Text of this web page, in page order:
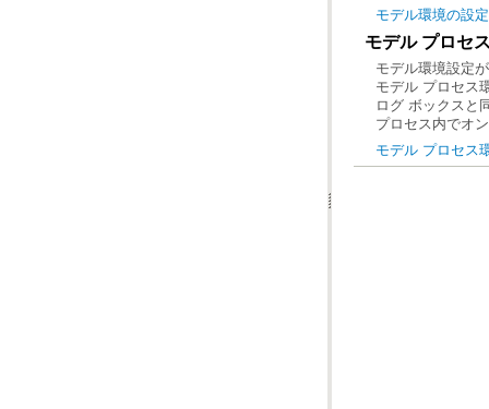
モデル環境の設
モデル プロセ
プロセス内でオ
モデル プロセス